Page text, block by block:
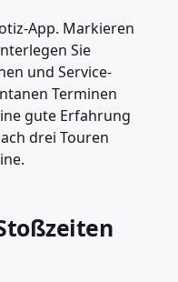
App. Markieren
Sie
und Service-
Terminen
gute Erfahrung
drei Touren